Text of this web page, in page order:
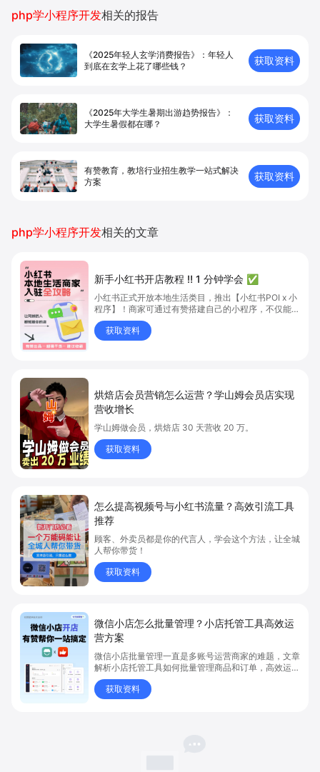
php学小程序开发相关的报告
《2025年轻人玄学消费报告》：年轻人
到底在玄学上花了哪些钱？
获取资料
《2025年大学生暑期出游趋势报告》：
大学生暑假都在哪？
获取资料
有赞教育，教培行业招生教学一站式解决
方案
获取资料
php学小程序开发相关的文章
新手小红书开店教程 ‼️ 1 分钟学会 ✅
小红书正式开放本地生活类目，推出【小红书POI x 小
程序】！商家可通过有赞搭建自己的小程序，不仅能上
团购，还能把内容种草、线上下单、到店核销一键打
通，让生意触达更多流量！
获取资料
烘焙店会员营销怎么运营？学山姆会员店实现
营收增长
学山姆做会员，烘焙店 30 天营收 20 万。
获取资料
怎么提高视频号与小红书流量？高效引流工具
推荐
顾客、外卖员都是你的代言人，学会这个方法，让全城
人帮你带货！
获取资料
微信小店怎么批量管理？小店托管工具高效运
营方案
微信小店批量管理一直是多账号运营商家的难题，文章
解析小店托管工具如何批量管理商品和订单，高效运营
多账号微信小店。通过智能同步、AI运营托管和丰富营
销玩法，全面提升门店管理效率。点击了解微信小店批
量管理、高效托管的实用方案！
获取资料